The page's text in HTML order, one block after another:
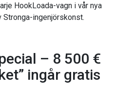
HookLoada-vagn i vår nya
ingenjörskonst.
– 8 500 €
ingår gratis